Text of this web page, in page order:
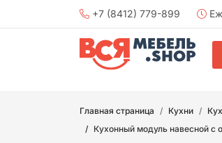
+7 (8412) 779-899
Главная страница Кухни
Кухонный модуль навесной с